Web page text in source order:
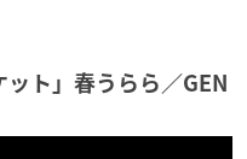
ト」春うらら／GEN